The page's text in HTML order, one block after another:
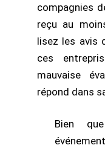
compagnies
reçu au
lisez les avis
ces
mauvaise
répond dans
Bien